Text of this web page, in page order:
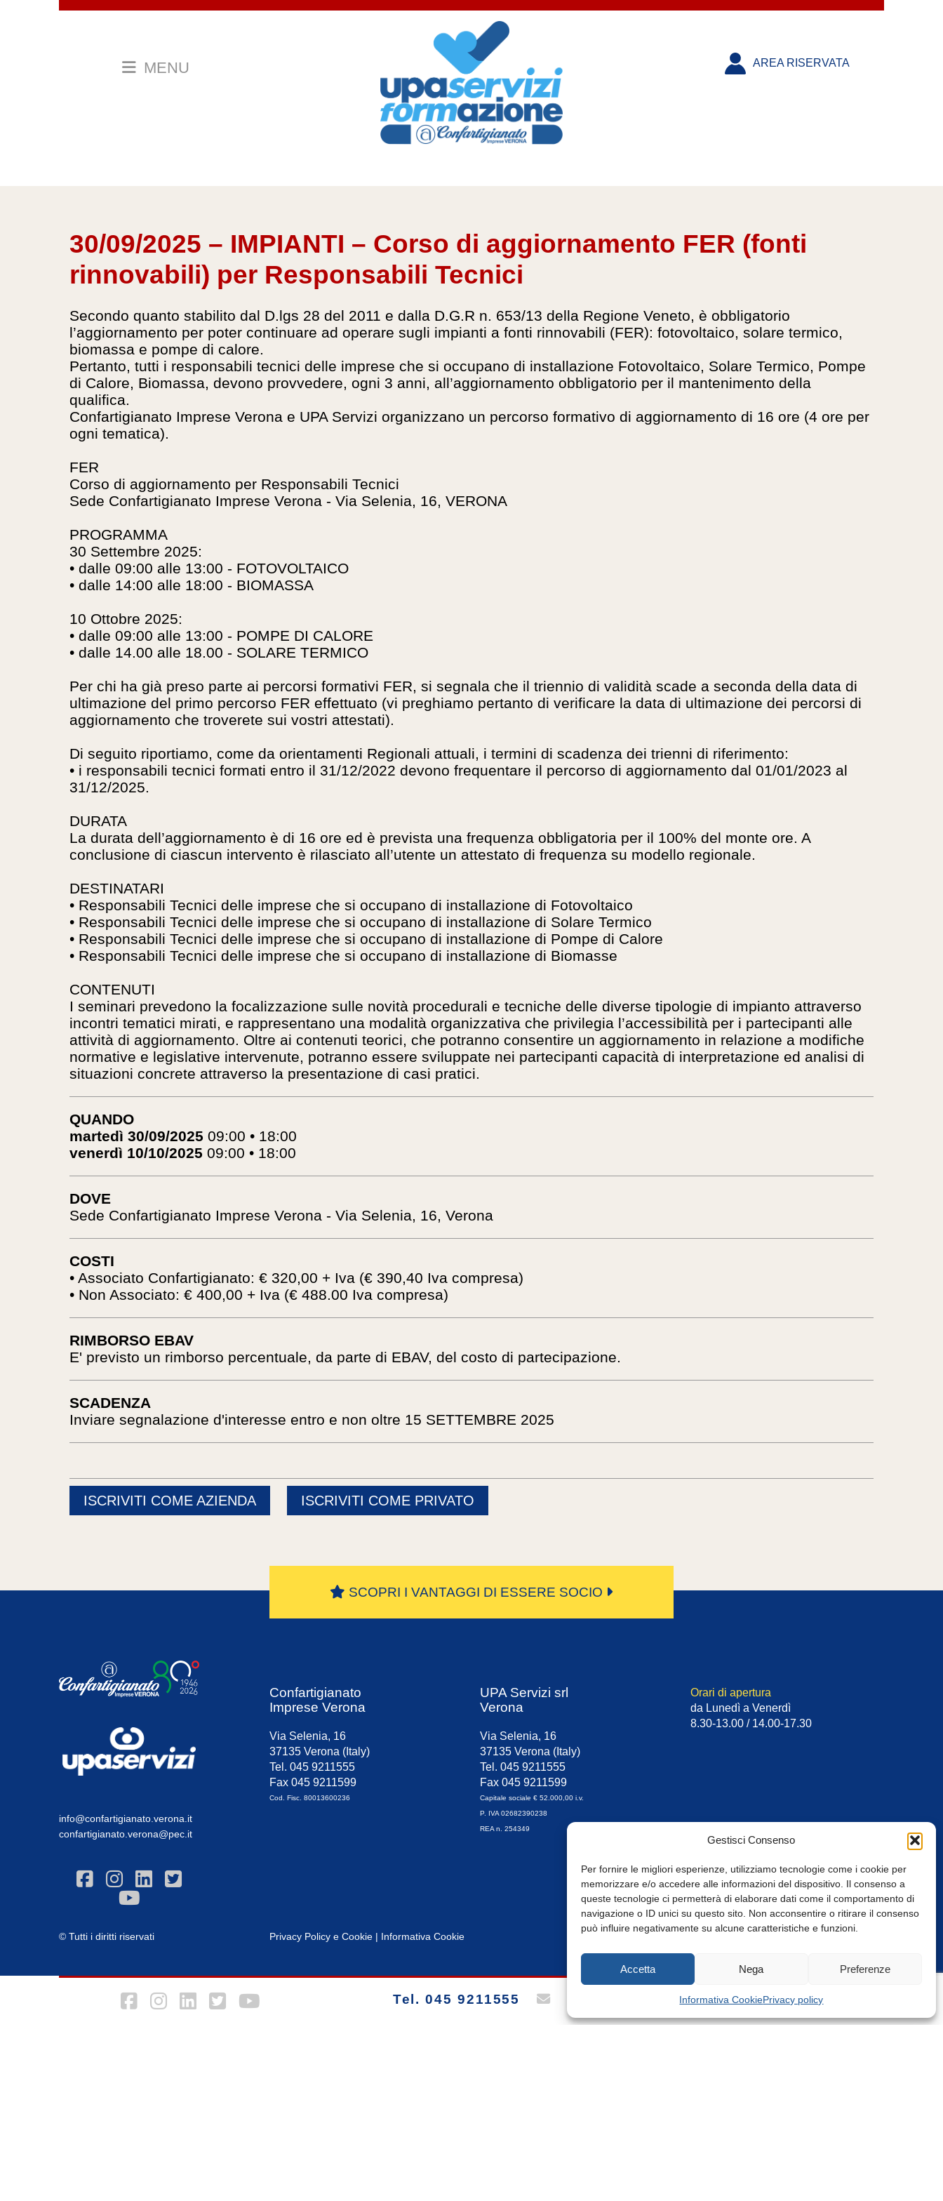
Gestisci Consenso
Per fornire le migliori esperienze, utilizziamo tecnologie come i cookie per
memorizzare e/o accedere alle informazioni del dispositivo. Il consenso a
queste tecnologie ci permetterà di elaborare dati come il comportamento di
navigazione o ID unici su questo sito. Non acconsentire o ritirare il consenso
può influire negativamente su alcune caratteristiche e funzioni.
Accetta Nega Preferenze
Informativa CookiePrivacy policy
MENU AREA RISERVATA
30/09/2025 – IMPIANTI – Corso di aggiornamento FER (fonti
rinnovabili) per Responsabili Tecnici
Secondo quanto stabilito dal D.lgs 28 del 2011 e dalla D.G.R n. 653/13 della Regione Veneto, è obbligatorio
l’aggiornamento per poter continuare ad operare sugli impianti a fonti rinnovabili (FER): fotovoltaico, solare termico,
biomassa e pompe di calore.
Pertanto, tutti i responsabili tecnici delle imprese che si occupano di installazione Fotovoltaico, Solare Termico, Pompe
di Calore, Biomassa, devono provvedere, ogni 3 anni, all’aggiornamento obbligatorio per il mantenimento della
qualifica.
Confartigianato Imprese Verona e UPA Servizi organizzano un percorso formativo di aggiornamento di 16 ore (4 ore per
ogni tematica).
FER
Corso di aggiornamento per Responsabili Tecnici
Sede Confartigianato Imprese Verona - Via Selenia, 16, VERONA
PROGRAMMA
30 Settembre 2025:
• dalle 09:00 alle 13:00 - FOTOVOLTAICO
• dalle 14:00 alle 18:00 - BIOMASSA
10 Ottobre 2025:
• dalle 09:00 alle 13:00 - POMPE DI CALORE
• dalle 14.00 alle 18.00 - SOLARE TERMICO
Per chi ha già preso parte ai percorsi formativi FER, si segnala che il triennio di validità scade a seconda della data di
ultimazione del primo percorso FER effettuato (vi preghiamo pertanto di verificare la data di ultimazione dei percorsi di
aggiornamento che troverete sui vostri attestati).
Di seguito riportiamo, come da orientamenti Regionali attuali, i termini di scadenza dei trienni di riferimento:
• i responsabili tecnici formati entro il 31/12/2022 devono frequentare il percorso di aggiornamento dal 01/01/2023 al
31/12/2025.
DURATA
La durata dell’aggiornamento è di 16 ore ed è prevista una frequenza obbligatoria per il 100% del monte ore. A
conclusione di ciascun intervento è rilasciato all’utente un attestato di frequenza su modello regionale.
DESTINATARI
• Responsabili Tecnici delle imprese che si occupano di installazione di Fotovoltaico
• Responsabili Tecnici delle imprese che si occupano di installazione di Solare Termico
• Responsabili Tecnici delle imprese che si occupano di installazione di Pompe di Calore
• Responsabili Tecnici delle imprese che si occupano di installazione di Biomasse
CONTENUTI
I seminari prevedono la focalizzazione sulle novità procedurali e tecniche delle diverse tipologie di impianto attraverso
incontri tematici mirati, e rappresentano una modalità organizzativa che privilegia l’accessibilità per i partecipanti alle
attività di aggiornamento. Oltre ai contenuti teorici, che potranno consentire un aggiornamento in relazione a modifiche
normative e legislative intervenute, potranno essere sviluppate nei partecipanti capacità di interpretazione ed analisi di
situazioni concrete attraverso la presentazione di casi pratici.
QUANDO
martedì 30/09/2025 09:00 • 18:00
venerdì 10/10/2025 09:00 • 18:00
DOVE
Sede Confartigianato Imprese Verona - Via Selenia, 16, Verona
COSTI
• Associato Confartigianato: € 320,00 + Iva (€ 390,40 Iva compresa)
• Non Associato: € 400,00 + Iva (€ 488.00 Iva compresa)
RIMBORSO EBAV
E' previsto un rimborso percentuale, da parte di EBAV, del costo di partecipazione.
SCADENZA
Inviare segnalazione d'interesse entro e non oltre 15 SETTEMBRE 2025
ISCRIVITI COME AZIENDA ISCRIVITI COME PRIVATO
SCOPRI I VANTAGGI DI ESSERE SOCIO
info@confartigianato.verona.it
confartigianato.verona@pec.it
Confartigianato
Imprese Verona
Via Selenia, 16
37135 Verona (Italy)
Tel. 045 9211555
Fax 045 9211599
Cod. Fisc. 80013600236
UPA Servizi srl
Verona
Via Selenia, 16
37135 Verona (Italy)
Tel. 045 9211555
Fax 045 9211599
Capitale sociale € 52.000,00 i.v.
P. IVA 02682390238
REA n. 254349
Orari di apertura
da Lunedì a Venerdì
8.30-13.00 / 14.00-17.30
© Tutti i diritti riservati Privacy Policy e Cookie | Informativa Cookie
Tel. 045 9211555